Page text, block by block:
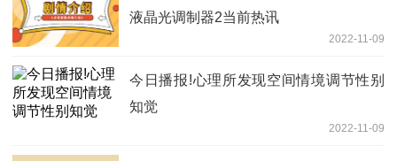
液晶光调制器2当前热讯
2022-11-09
今日播报!心理所发现空间情境调节性别
知觉
2022-11-09